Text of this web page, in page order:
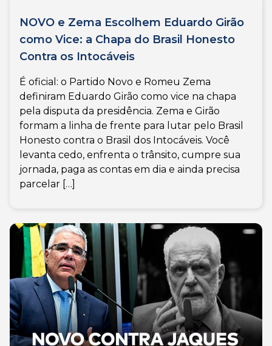
NOVO e Zema Escolhem Eduardo Girão
como Vice: a Chapa do Brasil Honesto
Contra os Intocáveis
É oficial: o Partido Novo e Romeu Zema
definiram Eduardo Girão como vice na chapa
pela disputa da presidência. Zema e Girão
formam a linha de frente para lutar pelo Brasil
Honesto contra o Brasil dos Intocáveis. Você
levanta cedo, enfrenta o trânsito, cumpre sua
jornada, paga as contas em dia e ainda precisa
parcelar […]